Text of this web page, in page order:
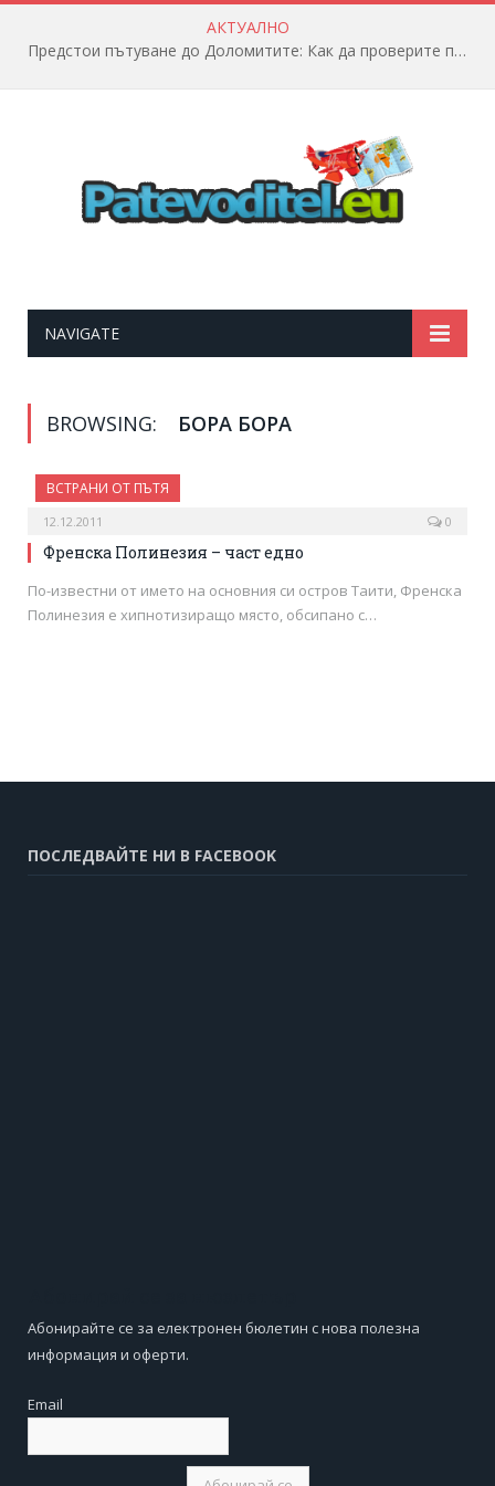
АКТУАЛНО
Предстои пътуване до Доломитите: Как да проверите полетната информация?
NAVIGATE
BROWSING: БОРА БОРА
ВСТРАНИ ОТ ПЪТЯ
12.12.2011 0
Френска Полинезия – част едно
По-известни от името на основния си остров Таити, Френска
Полинезия е хипнотизиращо място, обсипано с…
ПОСЛЕДВАЙТЕ НИ В FACEBOOK
Абонирайте се за електронен бюлетин с нова полезна
информация и оферти.
Email